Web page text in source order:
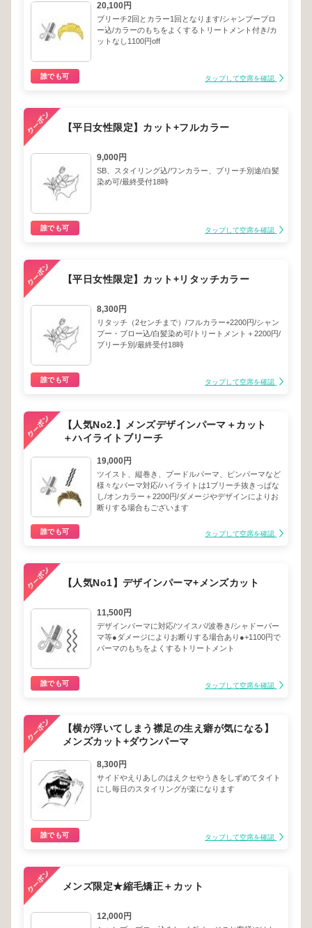
20,100円
ブリーチ2回とカラー1回となります/シャンプーブロ
ー込/カラーのもちをよくするトリートメント付き/カ
ットなし1100円off
誰でも可 タップして空席を確認
【平日女性限定】カット+フルカラー
9,000円
SB、スタイリング込/ワンカラー、ブリーチ別途/白髪
染め可/最終受付18時
誰でも可 タップして空席を確認
【平日女性限定】カット+リタッチカラー
8,300円
リタッチ（2センチまで）/フルカラー+2200円/シャン
プー・ブロー込/白髪染め可/トリートメント＋2200円/
ブリーチ別/最終受付18時
誰でも可 タップして空席を確認
【人気No2.】メンズデザインパーマ＋カット
＋ハイライトブリーチ
19,000円
ツイスト、縦巻き、プードルパーマ、ピンパーマなど
様々なパーマ対応/ハイライトは1ブリーチ抜きっぱな
し/オンカラー＋2200円/ダメージやデザインによりお
断りする場合もございます
誰でも可 タップして空席を確認
【人気No1】デザインパーマ+メンズカット
11,500円
デザインパーマに対応/ツイスパ/波巻き/シャドーパー
マ等●ダメージによりお断りする場合あり●+1100円で
パーマのもちをよくするトリートメント
誰でも可 タップして空席を確認
【横が浮いてしまう襟足の生え癖が気になる】
メンズカット+ダウンパーマ
8,300円
サイドやえりあしのはえクセやうきをしずめてタイト
にし毎日のスタイリングが楽になります
誰でも可 タップして空席を確認
メンズ限定★縮毛矯正＋カット
12,000円